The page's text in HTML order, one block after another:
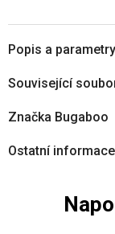
Popis a parametry
Související
Značka Bugaboo
Ostatní informace